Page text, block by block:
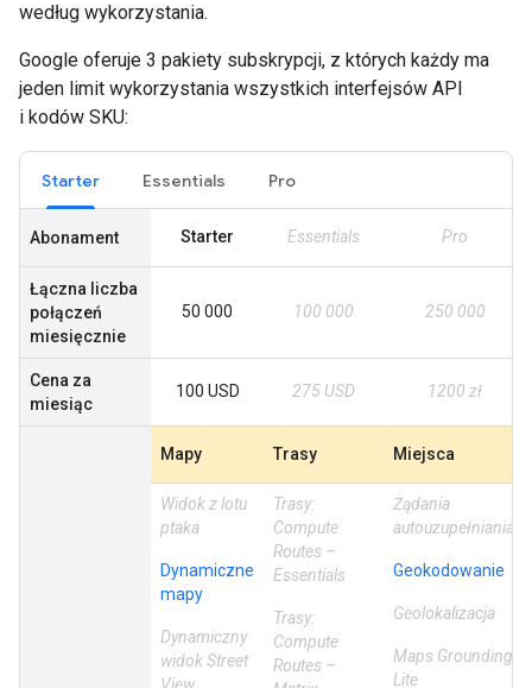
według wykorzystania.
Google oferuje 3 pakiety subskrypcji, z których każdy ma
jeden limit wykorzystania wszystkich interfejsów API
i kodów SKU:
Starter Essentials Pro
Abonament Starter Essentials Pro
Łączna liczba
połączeń
miesięcznie
50 000 100 000 250 000
Cena za
miesiąc
100 USD 275 USD 1200 zł
Mapy Trasy Miejsca
Widok z lotu
ptaka
Dynamiczne
mapy
Dynamiczny
widok Street
Trasy:
Compute
Routes –
Essentials
Trasy:
Compute
Routes –
Żądania
autouzupełniania
Geokodowanie
Geolokalizacja
Maps Grounding
Lite